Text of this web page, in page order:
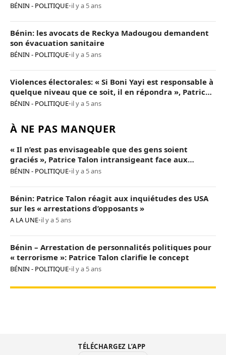
BÉNIN - POLITIQUE•il y a 5 ans
Bénin: les avocats de Reckya Madougou demandent
son évacuation sanitaire
BÉNIN - POLITIQUE•il y a 5 ans
Violences électorales: « Si Boni Yayi est responsable à
quelque niveau que ce soit, il en répondra », Patrice
Talon
BÉNIN - POLITIQUE•il y a 5 ans
À NE PAS MANQUER
« Il n’est pas envisageable que des gens soient
graciés », Patrice Talon intransigeant face aux
« opposants terroristes »
BÉNIN - POLITIQUE•il y a 5 ans
Bénin: Patrice Talon réagit aux inquiétudes des USA
sur les « arrestations d’opposants »
A LA UNE•il y a 5 ans
Bénin – Arrestation de personnalités politiques pour
« terrorisme »: Patrice Talon clarifie le concept
BÉNIN - POLITIQUE•il y a 5 ans
TÉLÉCHARGEZ L’APP